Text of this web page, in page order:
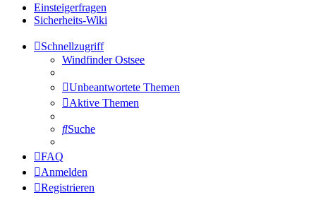
Einsteigerfragen
Sicherheits-Wiki
Schnellzugriff
Windfinder Ostsee
Unbeantwortete Themen
Aktive Themen
Suche
FAQ
Anmelden
Registrieren